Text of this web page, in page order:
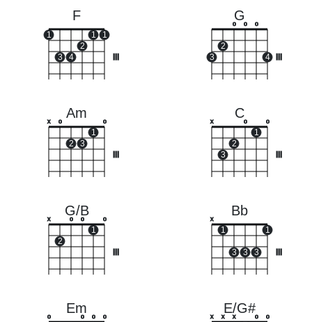
F
1
3 4
2
1 1
G
3
2
o o o
4
Am
x o
2 3
1
o
C
x
3
2
o
1
o
G/B
x
2
o o
1
o
Bb
x
1
3 3 3
1
Em
o o o o
E/G#
x x x o o